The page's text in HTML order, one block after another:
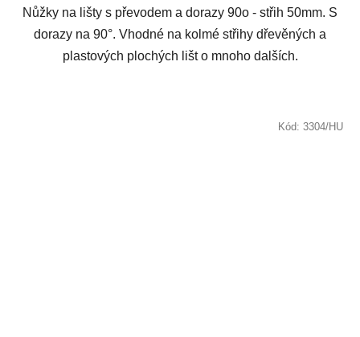
Nůžky na lišty s převodem a dorazy 90o - střih 50mm. S
dorazy na 90°. Vhodné na kolmé střihy dřevěných a
plastových plochých lišt o mnoho dalších.
Kód: 3304/HU